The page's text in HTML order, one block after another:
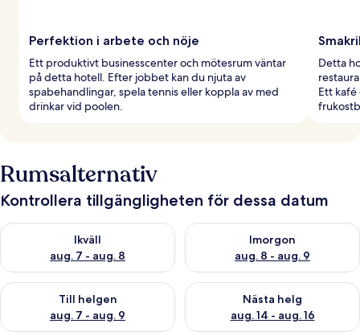
Perfektion i arbete och nöje
Ett produktivt businesscenter och mötesrum väntar
på detta hotell. Efter jobbet kan du njuta av
spabehandlingar, spela tennis eller koppla av med
drinkar vid poolen.
Detta
Ett
Rumsalternativ
Kontrollera tillgängligheten för dessa datum
Ikväll
aug. 7 - aug. 8
Kontrollera tillgängligheten för ikväll aug. 7 - aug. 8
Imorgon
aug. 8 - aug. 9
Kontrollera tillgängligheten
Till helgen
aug. 7 - aug. 9
Kontrollera tillgängligheten för den här helgen aug. 7 - aug. 9
Nästa helg
aug. 14 - aug. 16
Kontrollera tillgängligheten